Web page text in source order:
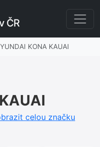
ČR
KONA KAUAI
celou značku